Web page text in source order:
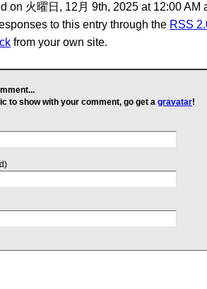
on 火曜日, 12月 9th, 2025 at 12:00
to this entry through the RSS
from your own site.
to show with your comment, go get a gravatar!